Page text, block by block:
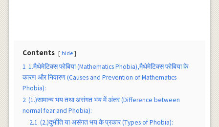
Contents hide
1 1.मैथेमेटिक्स फोबिया (Mathematics Phobia),मैथेमेटिक्स फोबिया के
कारण और निवारण (Causes and Prevention of Mathematics
Phobia):
2 (1.)सामान्य भय तथा असंगत भय में अंतर (Difference between
normal fear and Phobia):
2.1 (2.)दुर्भीति या असंगत भय के प्रकार (Types of Phobia):